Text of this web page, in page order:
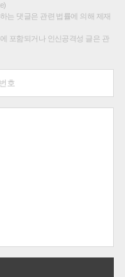
는 댓글은 관련 법률에 의해 제재
포함되거나 인신공격성 글은 관